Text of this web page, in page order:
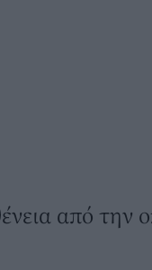
από την